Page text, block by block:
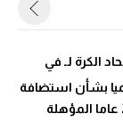
الكرة لـ في
بشأن استضافة
كأس إفريقيا تحت 23 عاما المؤهلة